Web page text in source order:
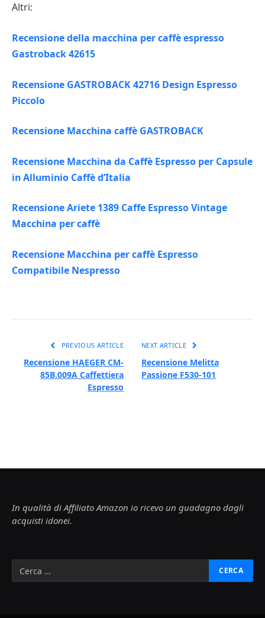
Altri:
Recensione della macchina per caffè espresso
Gastroback 42615
Recensione GASTROBACK 42716 Design Espresso
Piccolo
Recensione Macchina caffè GASTROBACK
Recensione Macchina da Caffè Espresso per Capsule
in Alluminio Caffè d’Italia
Recensione Ariete 1389 Caffe Espresso Vintage
Macchina per caffè
Recensione Macchina per caffè Espresso
Compatibile Nespresso
PREVIOUS ARTICLE
Recensione HAEGER CM-
85B.009A Caffettiera
Espresso
NEXT ARTICLE
Recensione Melitta
Passione F530-101
In qualità di Affiliato Amazon io ricevo un guadagno dagli
acquisti idonei.